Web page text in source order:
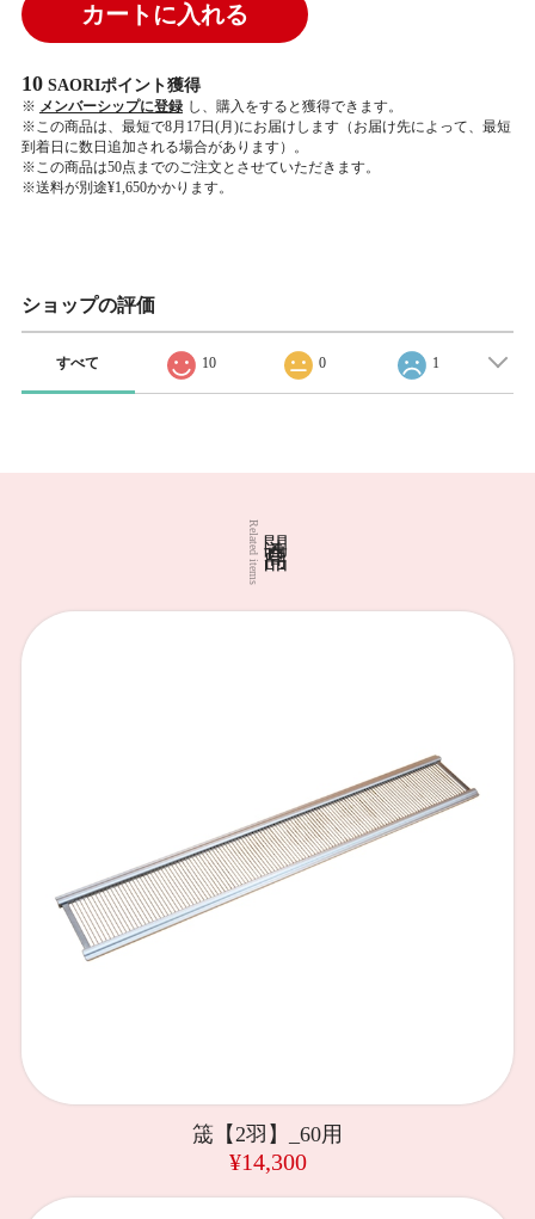
カートに入れる
10 SAORIポイント獲得
※ メンバーシップに登録 し、購入をすると獲得できます。
※この商品は、最短で8月17日(月)にお届けします（お届け先によって、最短
到着日に数日追加される場合があります）。
※この商品は50点までのご注文とさせていただきます。
※送料が別途¥1,650かかります。
ショップの評価
すべて 10 0 1
Related items
筬【2羽】_60用
¥14,300